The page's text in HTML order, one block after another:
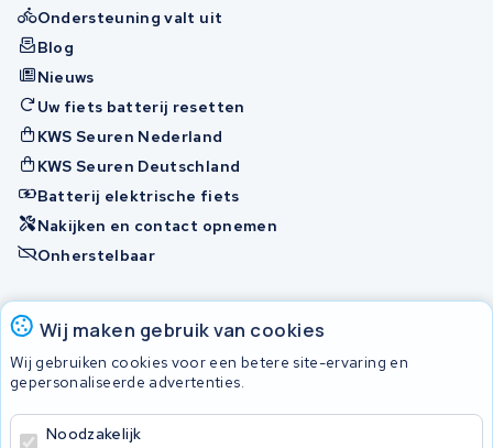
Wij maken gebruik van cookies
Wij gebruiken cookies voor een betere site-ervaring en
gepersonaliseerde advertenties.
Noodzakelijk
Ondersteuning valt uit
Blog
Nieuws
Uw fiets batterij resetten
KWS Seuren Nederland
KWS Seuren Deutschland
Batterij elektrische fiets
Nakijken en contact opnemen
Onherstelbaar
Accu's